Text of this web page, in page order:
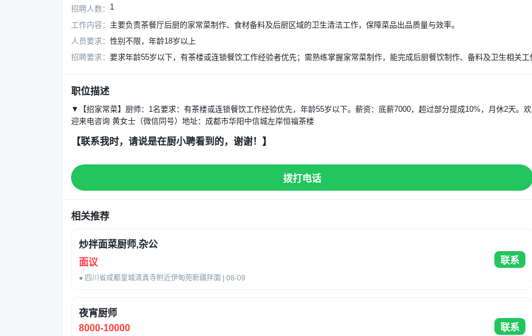
招聘人数： 1
工作内容： 主要负责茶餐厅后厨的家常菜制作、食材备料及后厨区域的卫生清洁工作，保障菜品出品质量与效率。
人员要求： 性别不限，年龄18岁以上
招聘要求：
职位描述
▼【招家常菜】厨师：1名要求：有茶楼或连锁餐饮工作经验优先，年龄55岁以下。薪资：底薪7000，超过部分提成10%，月休2天。欢
迎来电咨询 黄女士（微信同号）地址：成都市华阳中信城左岸恒福茶楼
【联系我时，请说是在厨小聘看到的，谢谢！】
拨打电话
相关推荐
炒拌面菜厨师,杂公
面议
● 四川省成都皇城清真寺附近伊甸苑新疆拌面 | 08-09
联系
夜宵厨师
8000-10000
联系